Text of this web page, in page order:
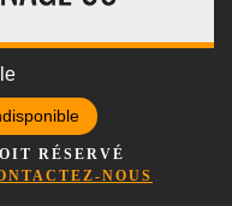
RÉSERVÉ
NOUS